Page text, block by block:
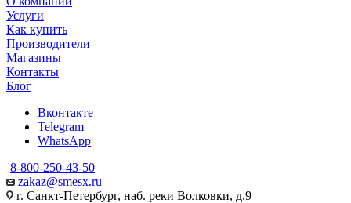
Услуги
Как купить
Производители
Магазины
Контакты
Блог
Вконтакте
Telegram
WhatsApp
8-800-250-43-50
zakaz@smesx.ru
г. Санкт-Петербург, наб. реки Волковки, д.9